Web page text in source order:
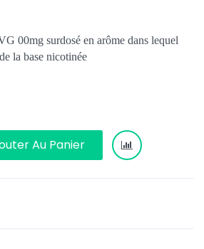
00mg surdosé en arôme dans lequel
la base nicotinée
Au Panier